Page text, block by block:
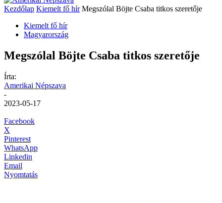
Kezdőlap Kiemelt fő hír Megszólal Böjte Csaba titkos szeretője
Kiemelt fő hír
Magyarország
Megszólal Böjte Csaba titkos szeretője
Írta:
Amerikai Népszava
-
2023-05-17
Facebook
X
Pinterest
WhatsApp
Linkedin
Email
Nyomtatás